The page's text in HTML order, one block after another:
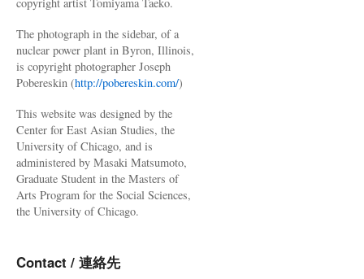
The photograph in the sidebar, of a
nuclear power plant in Byron, Illinois,
is copyright photographer Joseph
Pobereskin (http://pobereskin.com/)
This website was designed by the
Center for East Asian Studies, the
University of Chicago, and is
administered by Masaki Matsumoto,
Graduate Student in the Masters of
Arts Program for the Social Sciences,
the University of Chicago.
Contact / 連絡先